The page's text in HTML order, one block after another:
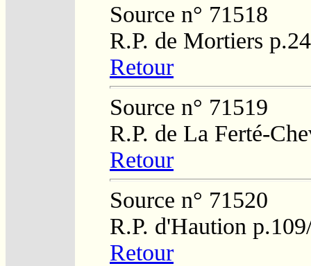
Source n° 71518
R.P. de Mortiers
Retour
Source n° 71519
R.P. de La Ferté-
Retour
Source n° 71520
R.P. d'Haution
Retour